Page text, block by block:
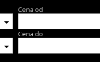
Cena od
Cena do